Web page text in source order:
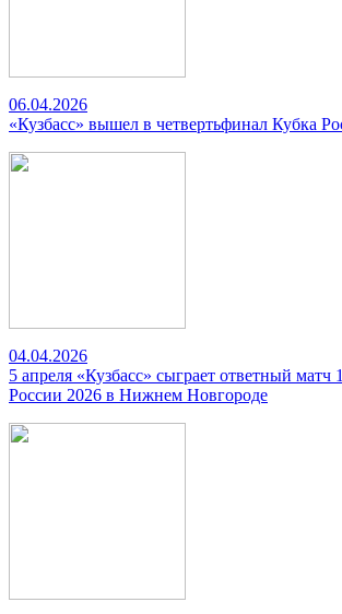
06.04.2026
«Кузбасс» вышел в четвертьфинал Кубка
04.04.2026
5 апреля «Кузбасс» сыграет ответный матч
России 2026 в Нижнем Новгороде